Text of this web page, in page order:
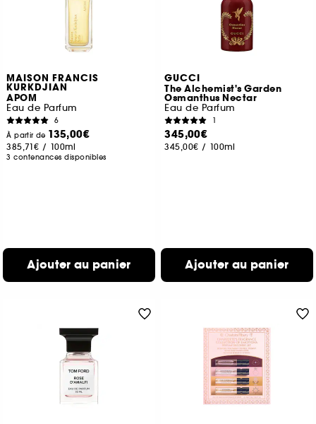
MAISON FRANCIS
KURKDJIAN
APOM
Eau de Parfum
6
À partir de 135,00€
385,71€ / 100ml
3 contenances disponibles
Ajouter au panier
GUCCI
The Alchemist's Garden
Osmanthus Nectar
Eau de Parfum
1
345,00€
345,00€ / 100ml
Ajouter au panier